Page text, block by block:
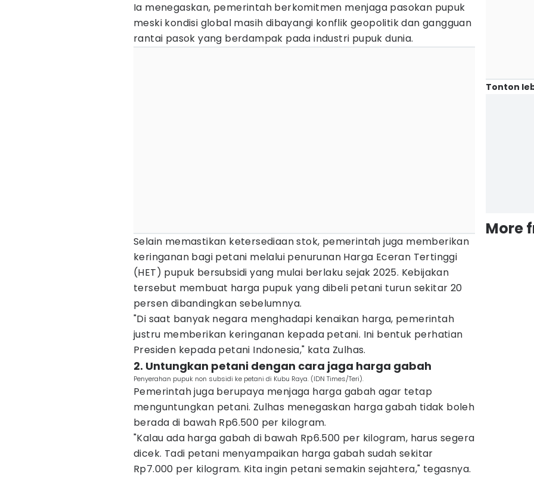
Ia menegaskan, pemerintah berkomitmen menjaga pasokan pupuk
meski kondisi global masih dibayangi konflik geopolitik dan gangguan
rantai pasok yang berdampak pada industri pupuk dunia.
Selain memastikan ketersediaan stok, pemerintah juga memberikan
keringanan bagi petani melalui penurunan Harga Eceran Tertinggi
(HET) pupuk bersubsidi yang mulai berlaku sejak 2025. Kebijakan
tersebut membuat harga pupuk yang dibeli petani turun sekitar 20
persen dibandingkan sebelumnya.
"Di saat banyak negara menghadapi kenaikan harga, pemerintah
justru memberikan keringanan kepada petani. Ini bentuk perhatian
Presiden kepada petani Indonesia," kata Zulhas.
2. Untungkan petani dengan cara jaga harga gabah
Penyerahan pupuk non subsidi ke petani di Kubu Raya. (IDN Times/Teri).
Pemerintah juga berupaya menjaga harga gabah agar tetap
menguntungkan petani. Zulhas menegaskan harga gabah tidak boleh
berada di bawah Rp6.500 per kilogram.
"Kalau ada harga gabah di bawah Rp6.500 per kilogram, harus segera
dicek. Tadi petani menyampaikan harga gabah sudah sekitar
Rp7.000 per kilogram. Kita ingin petani semakin sejahtera," tegasnya.
Tonton
More